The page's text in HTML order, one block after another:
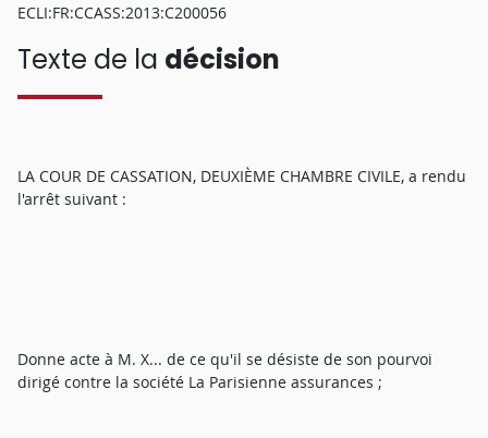
ECLI:FR:CCASS:2013:C200056
Texte de la décision
LA COUR DE CASSATION, DEUXIÈME CHAMBRE CIVILE, a rendu
l'arrêt suivant :
Donne acte à M. X... de ce qu'il se désiste de son pourvoi
dirigé contre la société La Parisienne assurances ;